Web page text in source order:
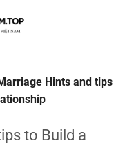
Hints and tips
to Build a